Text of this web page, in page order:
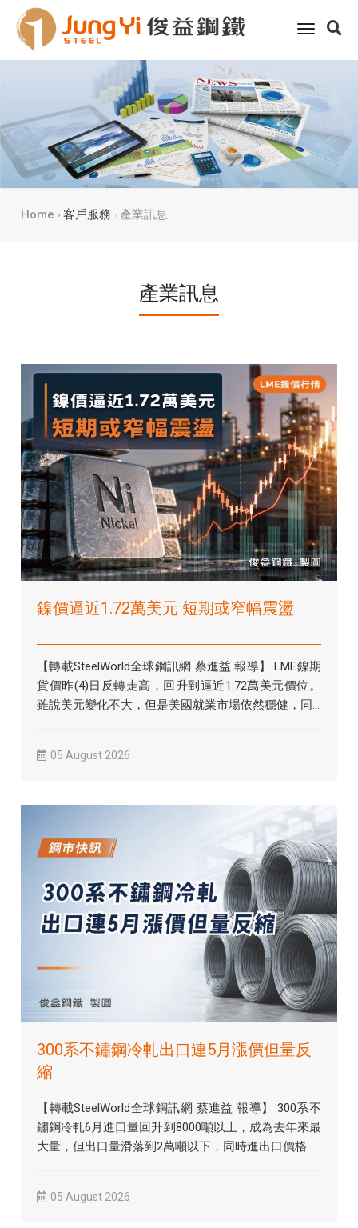
toggle
Home 客戶服務 產業訊息
產業訊息
鎳價逼近1.72萬美元 短期或窄幅震盪
【轉載SteelWorld全球鋼訊網 蔡進益 報導】 LME鎳期
貨價昨(4)日反轉走高，回升到逼近1.72萬美元價位。
雖說美元變化不大，但是美國就業市場依然穩健，同...
05 August 2026
300系不鏽鋼冷軋出口連5月漲價但量反
縮
【轉載SteelWorld全球鋼訊網 蔡進益 報導】 300系不
鏽鋼冷軋6月進口量回升到8000噸以上，成為去年來最
大量，但出口量滑落到2萬噸以下，同時進出口價格...
05 August 2026